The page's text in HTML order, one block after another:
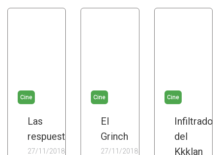
Cine
Las
respuestas
27/11/2018
Cine
El
Grinch
27/11/2018
Cine
Infiltrado
del
Kkklan